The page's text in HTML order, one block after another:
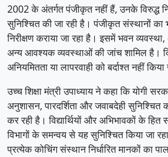
2002 के अंतर्गत पंजीकृत नहीं हैं, उनके विरुद्ध
सुनिश्चित की जा रही है। पंजीकृत संस्थानों का
निरीक्षण कराया जा रहा है। इसमें भवन व्यवस्था,
अन्य आवश्यक व्यवस्थाओं की जांच शामिल है।
अनियमितता या लापरवाही को बर्दाश्त नहीं किया
उच्च शिक्षा मंत्री उपाध्याय ने कहा कि योगी
अनुशासन, पारदर्शिता और जवाबदेही सुनिश्चित
कर रही है। विद्यार्थियों और अभिभावकों के हित
विभागों के समन्वय से यह सुनिश्चित किया जा
प्रत्येक कोचिंग संस्थान निर्धारित मानकों का